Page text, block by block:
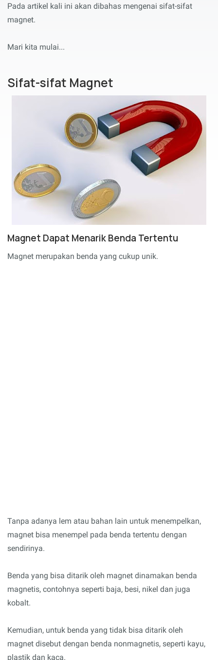
Pada artikel kali ini akan dibahas mengenai sifat-sifat
magnet.
Mari kita mulai...
Sifat-sifat Magnet
Magnet Dapat Menarik Benda Tertentu
Magnet merupakan benda yang cukup unik.
Tanpa adanya lem atau bahan lain untuk menempelkan,
magnet bisa menempel pada benda tertentu dengan
sendirinya.
Benda yang bisa ditarik oleh magnet dinamakan benda
magnetis, contohnya seperti baja, besi, nikel dan juga
kobalt.
Kemudian, untuk benda yang tidak bisa ditarik oleh
magnet disebut dengan benda nonmagnetis, seperti kayu,
plastik dan kaca.